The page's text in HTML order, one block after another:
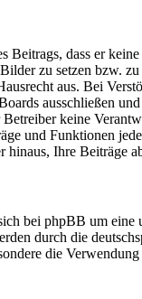
Beitrags, dass er
zu setzen bzw.
aus. Bei
ausschließen
keine
und Funktionen
hinaus, Ihre Beiträge
bei phpBB um eine
durch die
die